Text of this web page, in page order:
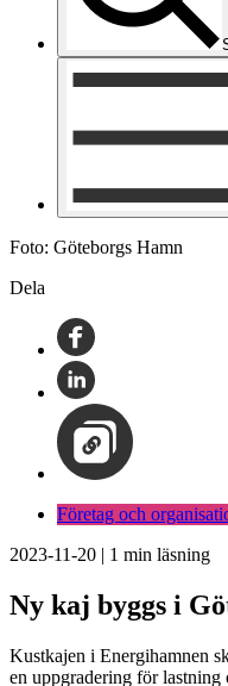
Foto: Göteborgs Hamn
Dela
Företag och
2023-11-20 | 1 min läsning
Ny kaj byggs i
Kustkajen i Energihamnen
en uppgradering för